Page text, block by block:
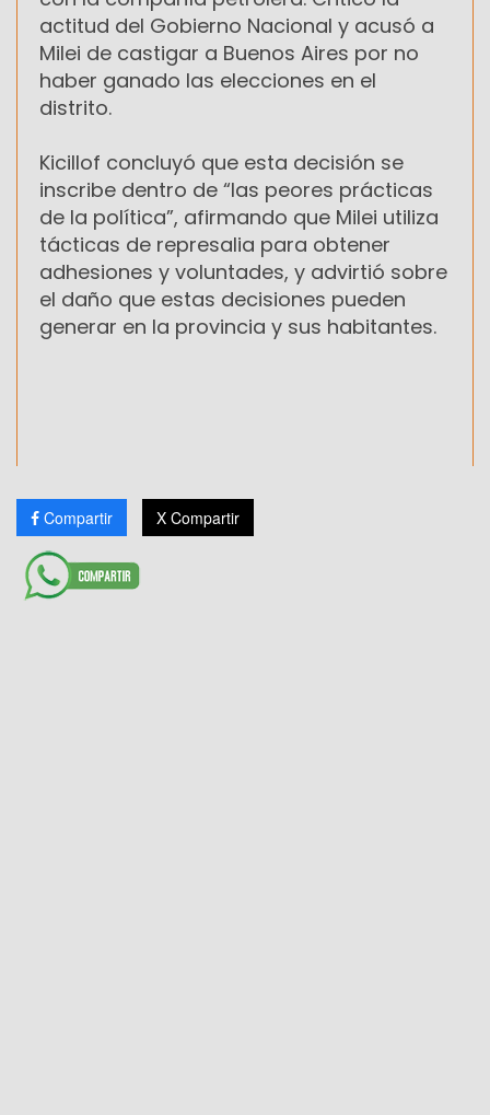
actitud del Gobierno Nacional y acusó a
Milei de castigar a Buenos Aires por no
haber ganado las elecciones en el
distrito.
Kicillof concluyó que esta decisión se
inscribe dentro de “las peores prácticas
de la política”, afirmando que Milei utiliza
tácticas de represalia para obtener
adhesiones y voluntades, y advirtió sobre
el daño que estas decisiones pueden
generar en la provincia y sus habitantes.
Compartir X Compartir